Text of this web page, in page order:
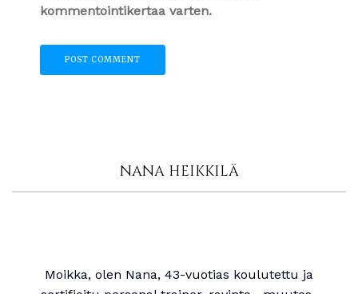
kommentointikertaa varten.
NANA HEIKKILÄ
Moikka, olen Nana, 43-vuotias koulutettu ja